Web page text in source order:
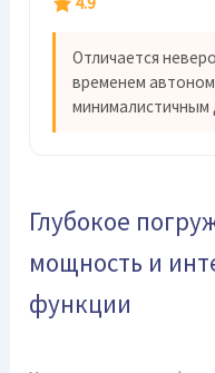
Отличается
временем
минималистичным
Глубокое
мощность и
функции